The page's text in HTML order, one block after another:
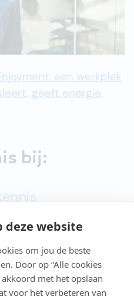
deze website
om jou de beste
Door op “Alle cookies
met het opslaan
voor het verbeteren van
een werkplek
geeft energie.
bij: